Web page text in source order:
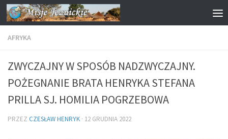
Przejdź do treści
AFRYKA
ZWYCZAJNY W SPOSÓB NADZWYCZAJNY.
POŻEGNANIE BRATA HENRYKA STEFANA
PRILLA SJ. HOMILIA POGRZEBOWA
PRZEZ CZESŁAW HENRYK · 12 GRUDNIA 2022